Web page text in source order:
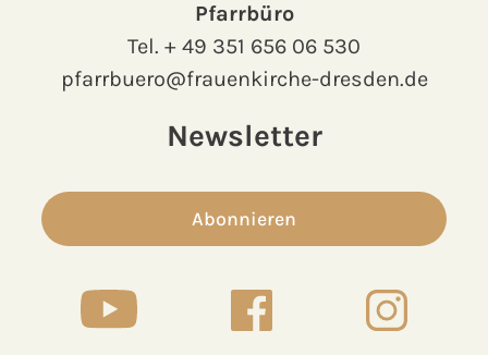
Pfarrbüro
Tel. + 49 351 656 06 530
pfarrbuero@frauenkirche-dresden.de
Newsletter
Abonnieren